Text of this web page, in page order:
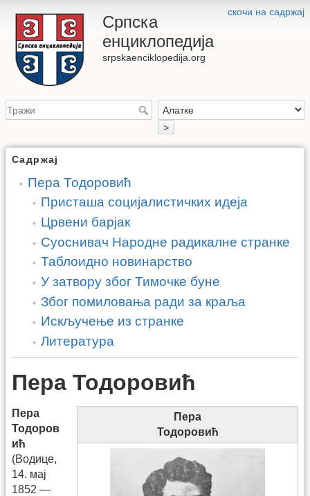
скочи на садржај
Српска
енциклопедија
srpskaenciklopedija.org
>
Садржај
Пера Тодоровић
Присташа социјалистичких идеја
Црвени барјак
Суоснивач Народне радикалне странке
Таблоидно новинарство
У затвору због Тимочке буне
Због помиловања ради за краља
Искључење из странке
Литература
Пера Тодоровић
Пера
Тодоровић
Пера
Тодоров
ић
(Водице,
14. мај
1852 —